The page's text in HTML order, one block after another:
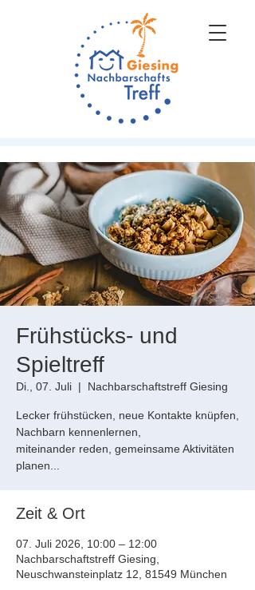
Frühstücks- und
Spieltreff
Di., 07. Juli
  |
Nachbarschaftstreff Giesing
Lecker frühstücken, neue Kontakte knüpfen,
Nachbarn kennenlernen,
miteinander reden, gemeinsame Aktivitäten
planen...
Zeit & Ort
07. Juli 2026, 10:00 – 12:00
Nachbarschaftstreff Giesing,
Neuschwansteinplatz 12, 81549 München